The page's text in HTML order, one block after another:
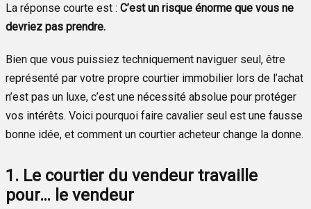
La réponse courte est : C’est un risque énorme que vous ne
devriez pas prendre.
Bien que vous puissiez techniquement naviguer seul, être
représenté par votre propre courtier immobilier lors de l’achat
n’est pas un luxe, c’est une nécessité absolue pour protéger
vos intérêts. Voici pourquoi faire cavalier seul est une fausse
bonne idée, et comment un courtier acheteur change la donne.
1. Le courtier du vendeur travaille
pour… le vendeur